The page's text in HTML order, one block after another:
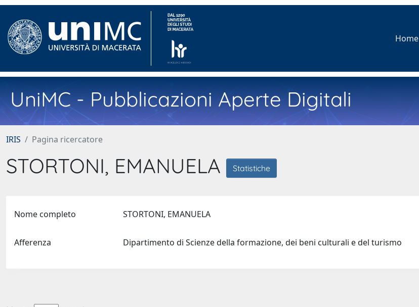
Home
UniMC - Pubblicazioni Aperte Digitali
IRIS Pagina ricercatore
STORTONI, EMANUELA Statistiche
Nome completo STORTONI, EMANUELA
Afferenza Dipartimento di Scienze della formazione, dei beni culturali e del turismo